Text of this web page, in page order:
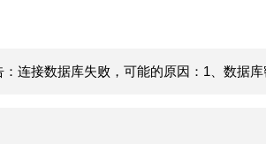
连接数据库失败，可能的原因：1、数据库